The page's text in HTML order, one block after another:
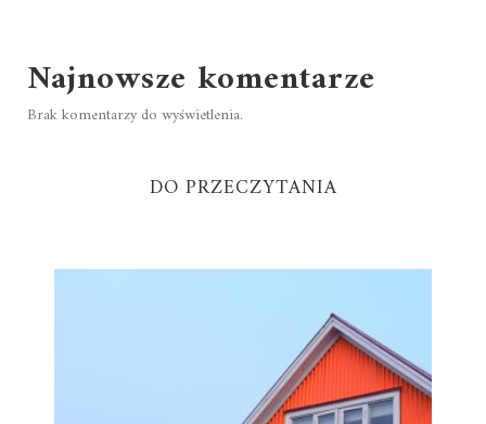
Najnowsze komentarze
Brak komentarzy do wyświetlenia.
DO PRZECZYTANIA